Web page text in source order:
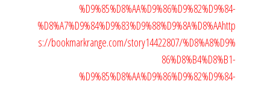
%D9%85%D8%AA%D9%86%D9%82%D9%84-
%D8%A7%D9%84%D9%83%D9%88%D9%8A%D8%AAhttp
s://bookmarkrange.com/story14422807/%D8%A8%D9%
86%D8%B4%D8%B1-
%D9%85%D8%AA%D9%86%D9%82%D9%84-